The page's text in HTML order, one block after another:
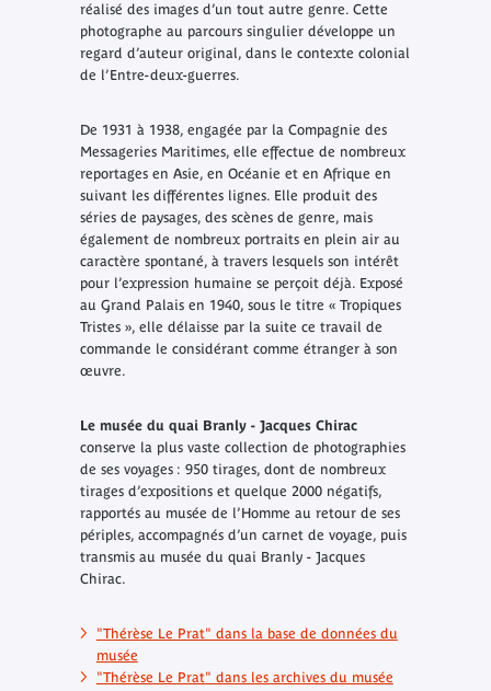
réalisé des images d’un tout autre genre. Cette
photographe au parcours singulier développe un
regard d’auteur original, dans le contexte colonial
de l’Entre-deux-guerres.
De 1931 à 1938, engagée par la Compagnie des
Messageries Maritimes, elle effectue de nombreux
reportages en Asie, en Océanie et en Afrique en
suivant les différentes lignes. Elle produit des
séries de paysages, des scènes de genre, mais
également de nombreux portraits en plein air au
caractère spontané, à travers lesquels son intérêt
pour l’expression humaine se perçoit déjà. Exposé
au Grand Palais en 1940, sous le titre « Tropiques
Tristes », elle délaisse par la suite ce travail de
commande le considérant comme étranger à son
œuvre.
Le musée du quai Branly - Jacques Chirac
conserve la plus vaste collection de photographies
de ses voyages : 950 tirages, dont de nombreux
tirages d’expositions et quelque 2000 négatifs,
rapportés au musée de l’Homme au retour de ses
périples, accompagnés d’un carnet de voyage, puis
transmis au musée du quai Branly - Jacques
Chirac.
"Thérèse Le Prat" dans la base de données du
musée
"Thérèse Le Prat" dans les archives du musée